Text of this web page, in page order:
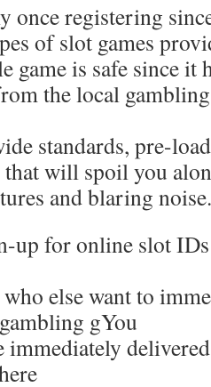
once registering
of slot games
game is safe since it
the local
standards, pre-
will spoil you
and blaring noise.
up for online slot
else want to
gYou
immediately